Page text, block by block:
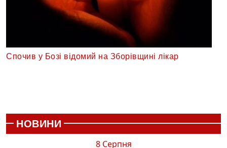
Спочив у Бозі відомий на Зборівщині лікар
НОВИНИ
8 Серпня